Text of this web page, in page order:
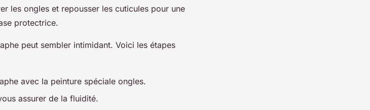
les ongles et repousser les cuticules pour une
protectrice.
peut sembler intimidant. Voici les étapes
avec la peinture spéciale ongles.
assurer de la fluidité.